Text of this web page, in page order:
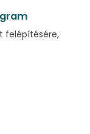
felépítésére,